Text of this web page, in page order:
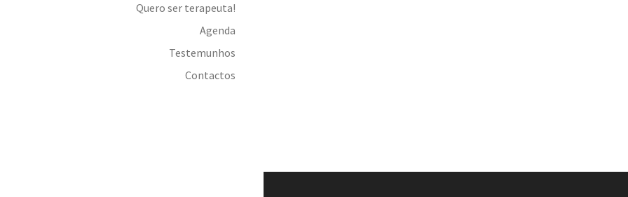
Quero ser terapeuta!
Agenda
Testemunhos
Contactos